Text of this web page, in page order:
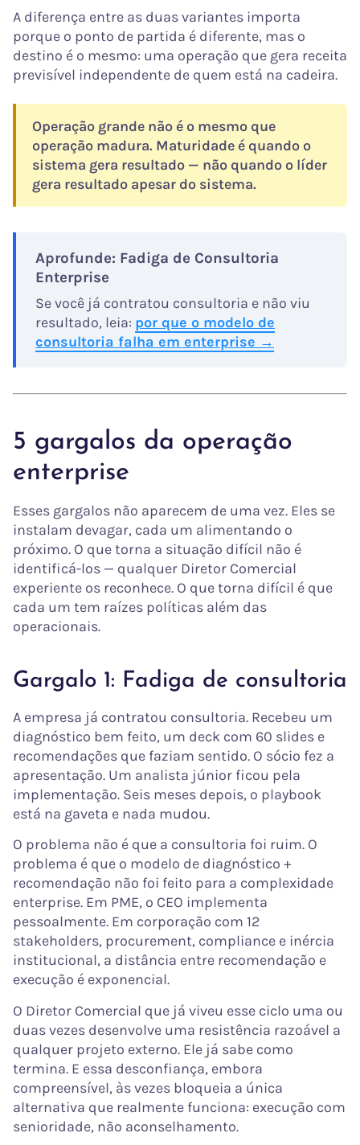
A diferença entre as duas variantes importa
porque o ponto de partida é diferente, mas o
destino é o mesmo: uma operação que gera receita
previsível independente de quem está na cadeira.
Operação grande não é o mesmo que
operação madura. Maturidade é quando o
sistema gera resultado — não quando o líder
gera resultado apesar do sistema.
Aprofunde: Fadiga de Consultoria
Enterprise
Se você já contratou consultoria e não viu
resultado, leia: por que o modelo de
consultoria falha em enterprise →
5 gargalos da operação
enterprise
Esses gargalos não aparecem de uma vez. Eles se
instalam devagar, cada um alimentando o
próximo. O que torna a situação difícil não é
identificá-los — qualquer Diretor Comercial
experiente os reconhece. O que torna difícil é que
cada um tem raízes políticas além das
operacionais.
Gargalo 1: Fadiga de consultoria
A empresa já contratou consultoria. Recebeu um
diagnóstico bem feito, um deck com 60 slides e
recomendações que faziam sentido. O sócio fez a
apresentação. Um analista júnior ficou pela
implementação. Seis meses depois, o playbook
está na gaveta e nada mudou.
O problema não é que a consultoria foi ruim. O
problema é que o modelo de diagnóstico +
recomendação não foi feito para a complexidade
enterprise. Em PME, o CEO implementa
pessoalmente. Em corporação com 12
stakeholders, procurement, compliance e inércia
institucional, a distância entre recomendação e
execução é exponencial.
O Diretor Comercial que já viveu esse ciclo uma ou
duas vezes desenvolve uma resistência razoável a
qualquer projeto externo. Ele já sabe como
termina. E essa desconfiança, embora
compreensível, às vezes bloqueia a única
alternativa que realmente funciona: execução com
senioridade, não aconselhamento.